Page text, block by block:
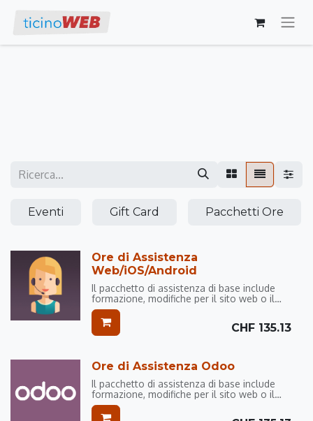
Eventi Gift Card Pacchetti Ore
Ore di Assistenza
Web/iOS/Android
Il pacchetto di assistenza di base include
formazione, modifiche per il sito web o il
server, qualsiasi tipo di assistenza
necessaria e che possiamo fornire. Il
pacchetto non ha una data di scadenza,
CHF 135.13
Ore di Assistenza Odoo
Il pacchetto di assistenza di base include
formazione, modifiche per il sito web o il
server, qualsiasi tipo di assistenza
necessaria e che possiamo fornire a